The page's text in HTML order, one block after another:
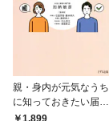
親・身内が元気なうち
に知っておきたい届
出・手続きの準備（き
1,899